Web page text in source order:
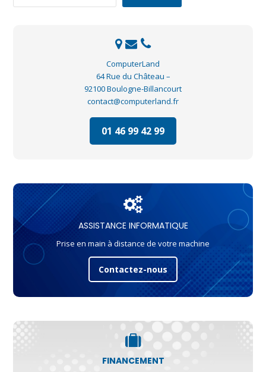
ComputerLand
64 Rue du Château –
92100 Boulogne-Billancourt
contact@computerland.fr
01 46 99 42 99
ASSISTANCE INFORMATIQUE
Prise en main à distance de votre machine
Contactez-nous
FINANCEMENT